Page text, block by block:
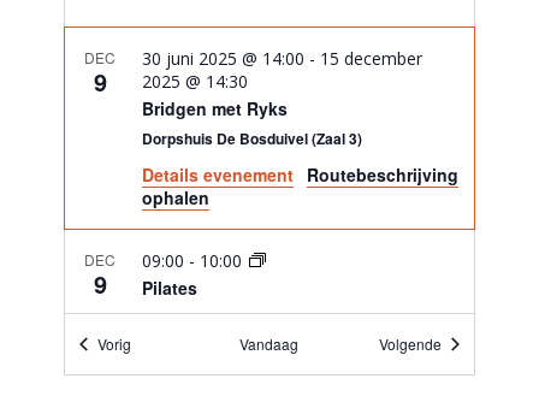
DEC
9
Bridgen met Ryks
30 juni 2025 @ 14:00 - 15 december
2025 @ 14:30
Dorpshuis De Bosduivel (Zaal 3)
Details evenement Routebeschrijving
ophalen
DEC
9 Pilates
09:00 - 10:00
Dorpshuis De Bosduivel Joanneslaan 4, HLS
Vorig Vandaag VolgendeEvenementen